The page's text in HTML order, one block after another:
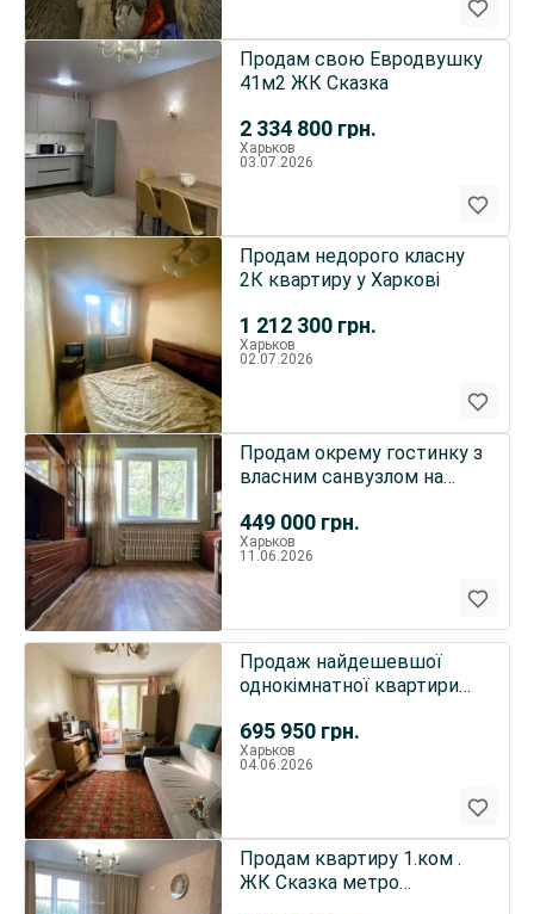
2 334 800 грн.
Продам свою Евродвушку
41м2 ЖК Сказка
Харьков
03.07.2026
1 212 300 грн.
Продам недорого класну
2К квартиру у Харкові
Харьков
02.07.2026
449 000 грн.
Продам окрему гостинку з
власним санвузлом на
Харьков
11.06.2026
695 950 грн.
Продаж найдешевшої
однокімнатної квартири
Харьков
04.06.2026
Продам квартиру 1.ком .
ЖК Сказка метро